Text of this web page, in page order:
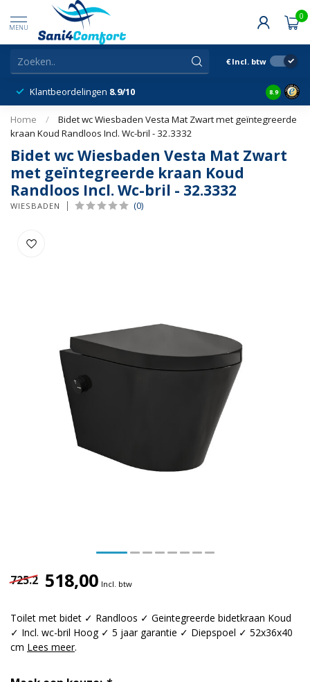
MENU
0
€ Incl. btw
Klantbeordelingen 8.9/10 8.9
Home /
Bidet wc Wiesbaden Vesta Mat Zwart met geïntegreerde
kraan Koud Randloos Incl. Wc-bril - 32.3332
Bidet wc Wiesbaden Vesta Mat Zwart
met geïntegreerde kraan Koud
Randloos Incl. Wc-bril - 32.3332
WIESBADEN (0)
725.2 518,00 Incl. btw
Toilet met bidet ✓ Randloos ✓ Geintegreerde bidetkraan Koud
✓ Incl. wc-bril Hoog ✓ 5 jaar garantie ✓ Diepspoel ✓ 52x36x40
cm Lees meer.